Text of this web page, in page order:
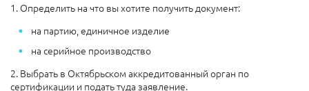
1. Определить на что вы хотите получить документ:
на партию, единичное изделие
на серийное производство
2. Выбрать в Октябрьском аккредитованный орган по
сертификации и подать туда заявление.